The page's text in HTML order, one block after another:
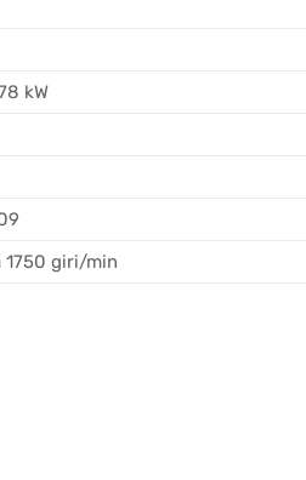
kW
1750 giri/min